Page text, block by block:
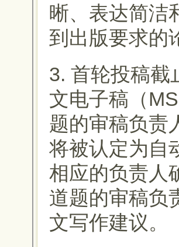
晰、表达简洁
到出版要求的
3. 首轮投稿截
文电子稿（
题的审稿负责
将被认定为自
相应的负责人
道题的审稿负
文写作建议。